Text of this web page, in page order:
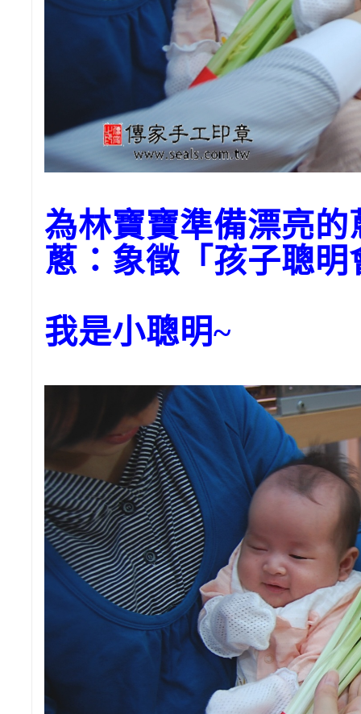
為林寶寶準備漂亮的
蔥：象徵「孩子聰明
我是小聰明~